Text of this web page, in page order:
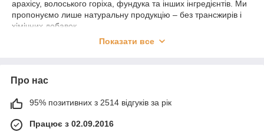
арахісу, волоського горіха, фундука та інших інгредієнтів. Ми
пропонуємо лише натуральну продукцію – без трансжирів і
хімічних добавок.
У деяких варіантах використовуються натуральний шоколад,
Співпраця з національними транспортними компаніями
горіхової пасти у будь-який куточок країни. Продукти
санітарних норм – незалежно від об’єму й складу
Показати все
Про нас
95% позитивних з 2514 відгуків за рік
Працює з 02.09.2016